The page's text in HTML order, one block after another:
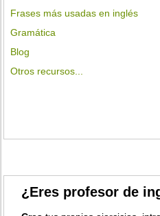
Frases más usadas en inglés
Gramática
Blog
Otros recursos...
¿Eres profesor de